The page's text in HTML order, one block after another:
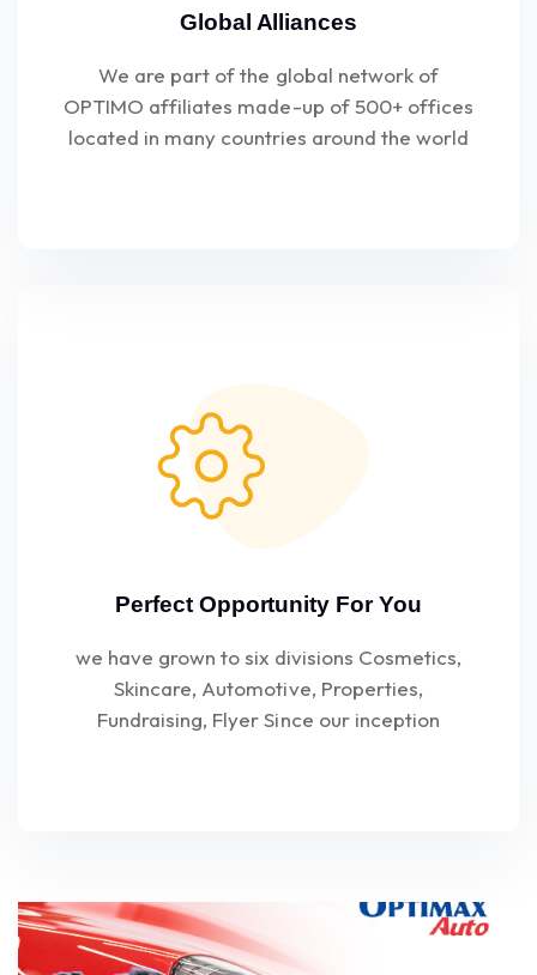
Global Alliances
We are part of the global network of
OPTIMO affiliates made-up of 500+ offices
located in many countries around the world
Perfect Opportunity For You
we have grown to six divisions Cosmetics,
Skincare, Automotive, Properties,
Fundraising, Flyer Since our inception